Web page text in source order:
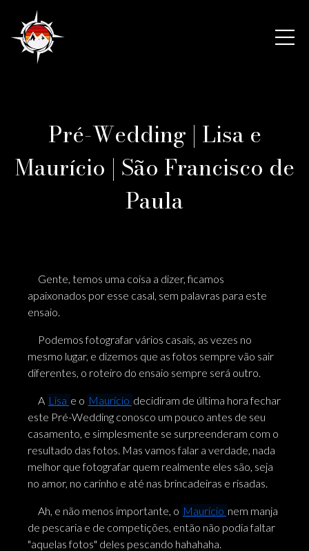
Pré-Wedding | Lisa e
Maurício | São Francisco de
Paula
Gente, temos uma coisa a dizer, ficamos
apaixonados por esse casal, sem palavras para este
ensaio.
Podemos fotografar vários casais, as vezes no
mesmo lugar, e dizemos que as fotos sempre vão sair
diferentes, o roteiro do ensaio sempre será outro.
A Lisa e o Maurício decidiram de última hora fechar
este Pré-Wedding conosco um pouco antes de seu
casamento, e simplesmente se surpreenderam com o
resultado das fotos. Mas vamos falar a verdade, nada
melhor que fotografar quem realmente eles são, seja
no amor, no carinho e até nas brincadeiras e risadas.
Ah, e não menos importante, o Maurício nem manja
de pescaria e de competições, então não podia faltar
"aquelas fotos" deles pescando hahahaha.